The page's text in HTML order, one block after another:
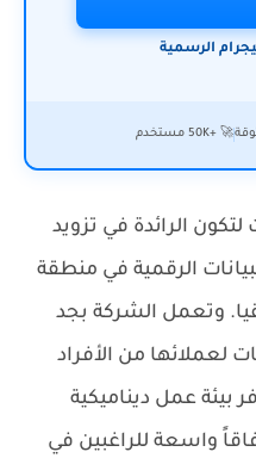
الرسمية
🚀 +50K مستخدم
الرائدة في تزويد
الرقمية في منطقة
وتعمل الشركة بجد
لعملائها من الأفراد
بيئة عمل ديناميكية
واسعة للراغبين في